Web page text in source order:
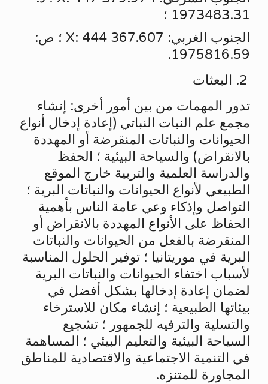
1973483.31 ؛
الجنوب الغربي: X: 444 367.607 ؛ ص:
1975816.59.
البعثات
تدور المهمات من بين أمور أخرى: إنشاء
مجمع علم النبات النباتي (إعادة إدخال أنواع
الحيوانات والنباتات المنقرضة أو المهددة
بالانقراض) والسياحة البيئية ؛ الحفظ
والدراسة العلمية والتربية خارج الموقع
الطبيعي لأنواع الحيوانات والنباتات البرية ؛
التواصل وإذكاء وعي عامة الناس بأهمية
الحفاظ على الأنواع المهددة بالانقراض أو
المنقرضة بالفعل من الحيوانات والنباتات
البرية في موريتانيا ؛ توفير الحلول المناسبة
لأسباب اختفاء الحيوانات والنباتات البرية
لضمان إعادة إدخالها بشكل أفضل في
بيئاتها الطبيعية ؛ إنشاء مكان للاسترخاء
والتسلية والترفيه للجمهور ؛ تشجيع
السياحة البيئية والتعليم البيئي ؛ المساهمة
في التنمية الاجتماعية والاقتصادية للمناطق
المجاورة للمتنزه.